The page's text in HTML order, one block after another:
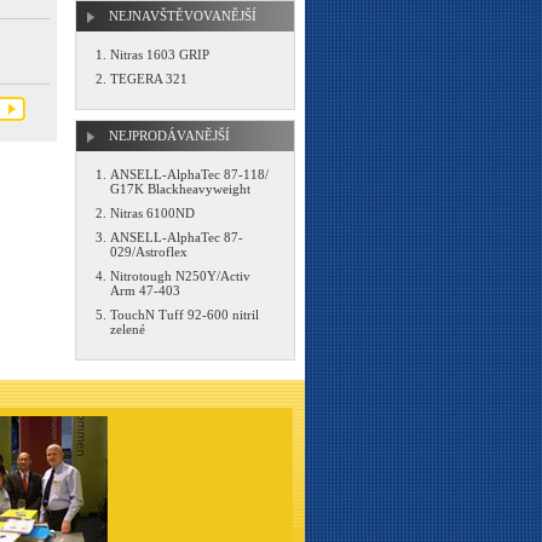
NEJNAVŠTĚVOVANĚJŠÍ
Nitras 1603 GRIP
TEGERA 321
NEJPRODÁVANĚJŠÍ
ANSELL-AlphaTec 87-118/
G17K Blackheavyweight
Nitras 6100ND
ANSELL-AlphaTec 87-
029/Astroflex
Nitrotough N250Y/Activ
Arm 47-403
TouchN Tuff 92-600 nitril
zelené